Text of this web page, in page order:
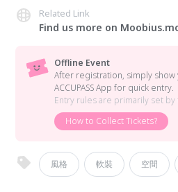
Related Link
Find us more on
Offline Event
After registration, simply
ACCUPASS App for quick entry.
Entry rules are primarily set
How to Collect Tickets?
風格 軟裝 空間